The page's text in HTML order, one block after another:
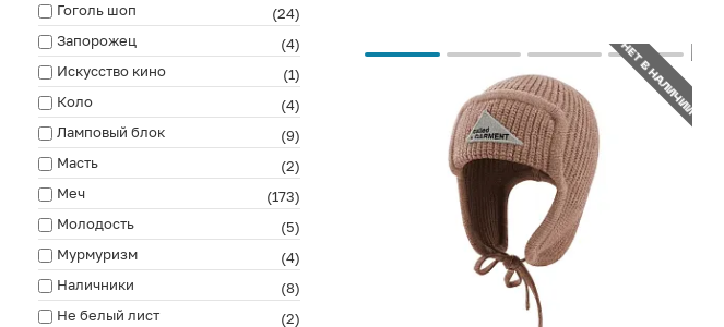
Гоголь шоп
(24)
Запорожец
(4)
Искусство кино
(1)
Коло
(4)
Ламповый блок
(9)
Масть
(2)
Меч
(173)
Молодость
(5)
Мурмуризм
(4)
Наличники
(8)
Не белый лист
(2)
НЕТ В НАЛИЧИИ